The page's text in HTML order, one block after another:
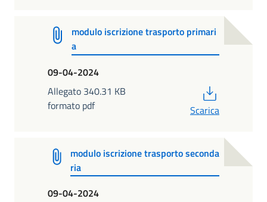
modulo iscrizione trasporto primari
a
09-04-2024
Allegato 340.31 KB
formato pdf
Scarica
modulo iscrizione trasporto seconda
ria
09-04-2024